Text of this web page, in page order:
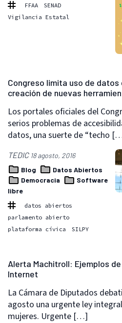
FFAA
SENAD
Vigilancia Estatal
Congreso limita uso de
creación de nuevas
Los portales oficiales del
serios problemas de
datos, una suerte de “techo
TEDIC 18 agosto, 2016
Blog
Datos Abiertos
Democracia
Software
libre
datos abiertos
parlamento abierto
plataforma cívica
SILPY
Alerta Machitroll: Ejemplos
Internet
La Cámara de Diputados
agosto una urgente ley
mujeres. Urgente […]